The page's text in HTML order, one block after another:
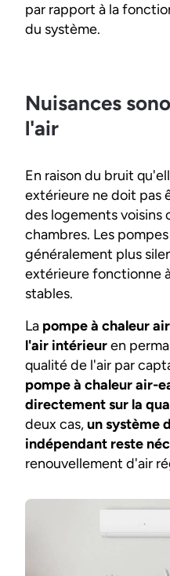
par rapport à la
du système.
Nuisances
l'air
En raison du bruit
extérieure ne doit pas
des logements voisins
chambres. Les
généralement plus
extérieure fonctionne
stables.
La pompe à chaleur
l'air intérieuren
qualité de l'air par
pompe à chaleur air-
directement sur la
deux cas,un système
indépendant reste
renouvellement d'air